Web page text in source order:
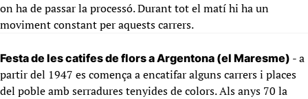
on ha de passar la processó. Durant tot el matí hi ha un
moviment constant per aquests carrers.
Festa de les catifes de flors a Argentona (el Maresme) - a
partir del 1947 es comença a encatifar alguns carrers i places
del poble amb serradures tenyides de colors. Als anys 70 la